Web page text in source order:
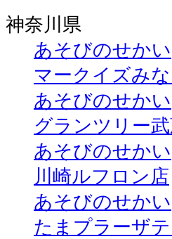
神奈川県
あそびのせかい
マークイズみ
あそびのせかい
グランツリー
あそびのせかい
川崎ルフロン店
あそびのせかい
たまプラーザ